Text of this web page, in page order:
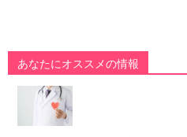
あなたにオススメの情報